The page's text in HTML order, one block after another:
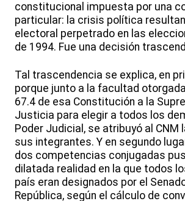
constitucional impuesta por una
particular: la crisis política
electoral perpetrado en las
de 1994. Fue una decisión
Tal trascendencia se explica, en
porque junto a la facultad
67.4 de esa Constitución a la
Justicia para elegir a todos los
Poder Judicial, se atribuyó al CNM
sus integrantes. Y en segundo
dos competencias conjugadas
dilatada realidad en la que todos
país eran designados por el
República, según el cálculo de